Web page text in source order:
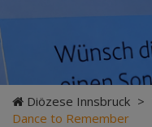
Diözese Innsbruck >
Dance to Remember